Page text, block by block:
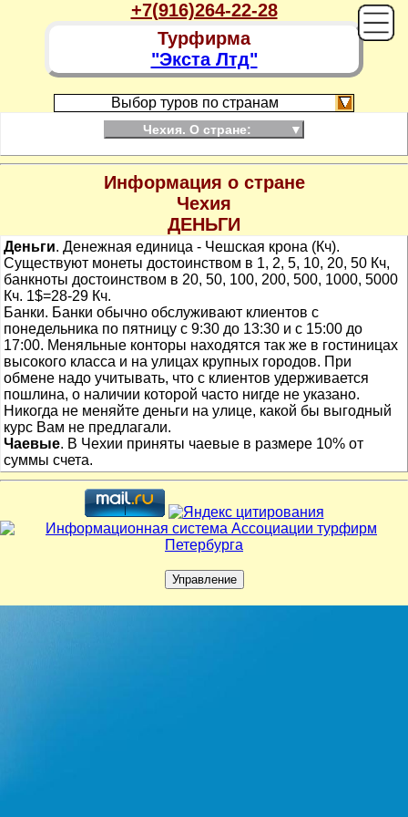
+7(916)264-22-28
Турфирма
"Экста Лтд"
Выбор туров по странам
Чехия. О стране: ▼
Информация о стране
Чехия
ДЕНЬГИ
Деньги. Денежная единица - Чешская крона (Кч).
Существуют монеты достоинством в 1, 2, 5, 10, 20, 50 Кч,
банкноты достоинством в 20, 50, 100, 200, 500, 1000, 5000
Кч. 1$=28-29 Кч.
Банки. Банки обычно обслуживают клиентов с
понедельника по пятницу с 9:30 до 13:30 и с 15:00 до
17:00. Меняльные конторы находятся так же в гостиницах
высокого класса и на улицах крупных городов. При
обмене надо учитывать, что с клиентов удерживается
пошлина, о наличии которой часто нигде не указано.
Никогда не меняйте деньги на улице, какой бы выгодный
курс Вам не предлагали.
Чаевые. В Чехии приняты чаевые в размере 10% от
суммы счета.